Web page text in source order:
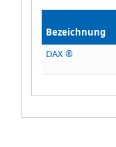
Bezeichnung
DAX ®